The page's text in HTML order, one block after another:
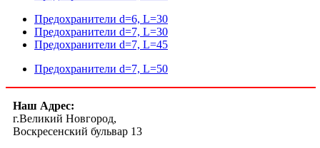
Предохранители d=6, L=30
Предохранители d=7, L=30
Предохранители d=7, L=45
Предохранители d=7, L=50
Наш Адрес:
г.Великий Новгород,
Воскресенский бульвар 13